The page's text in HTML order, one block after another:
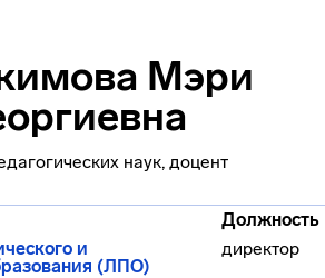
Мэри
наук, доцент
Должность
и
(ЛПО)
директор